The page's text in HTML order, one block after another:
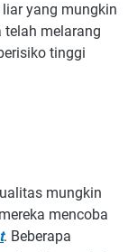
yang mungkin
telah melarang
tinggi
mungkin
mencoba
. Beberapa